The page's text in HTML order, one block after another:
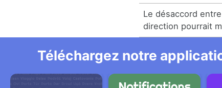
Le désaccord
direction pourrait
Téléchargez notre